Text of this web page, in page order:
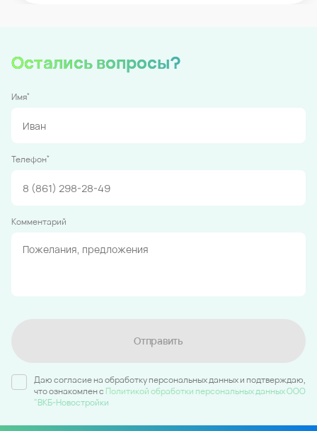
Остались вопросы?
Имя*
Телефон*
Комментарий
Отправить
Даю согласие на обработку персональных данных и подтверждаю,
что ознакомлен c Политикой обработки персональных данных ООО
"ВКБ-Новостройки